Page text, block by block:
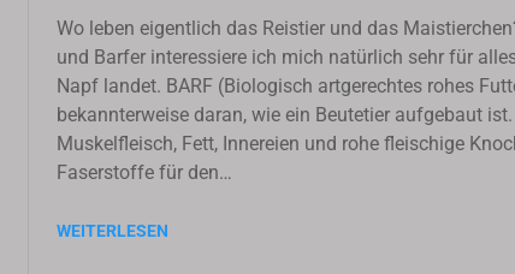
Wo leben eigentlich das Reistier und das
und Barfer interessiere ich mich natürlich sehr für
Napf landet. BARF (Biologisch artgerechtes rohes
bekannterweise daran, wie ein Beutetier aufgebaut
Muskelfleisch, Fett, Innereien und rohe fleischige
Faserstoffe für den…
WEITERLESEN